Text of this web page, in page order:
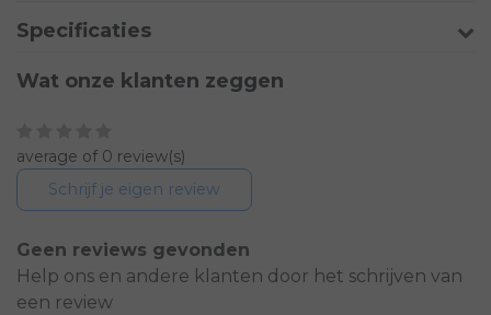
Specificaties
Wat onze klanten zeggen
average of 0 review(s)
Schrijf je eigen review
Geen reviews gevonden
Help ons en andere klanten door het schrijven van
een review